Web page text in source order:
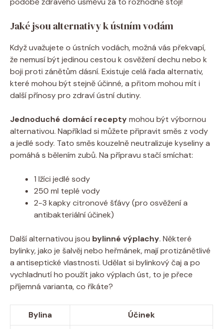
Jaké jsou alternativy k ústním vodám
Když uvažujete o ústních vodách, možná vás překvapí,
že nemusí být jedinou cestou k osvěžení dechu nebo k
boji proti zánětům dásní. Existuje celá řada alternativ,
které mohou být stejně účinné, a přitom mohou mít i
další přínosy pro zdraví ústní dutiny.
Jednoduché domácí receptymohou být výbornou
alternativou. Například si můžete připravit směs z vody
a jedlé sody. Tato směs kouzelně neutralizuje kyseliny a
pomáhá s bělením zubů. Na přípravu stačí smíchat:
1 lžíci jedlé sody
250 ml teplé vody
2-3 kapky citronové šťávy (pro osvěžení a
antibakteriální účinek)
Další alternativou jsou bylinné výplachy. Některé
bylinky, jako je šalvěj nebo heřmánek, mají protizánětlivé
a antiseptické vlastnosti. Udělat si bylinkový čaj a po
vychladnutí ho použít jako výplach úst, to je přece
příjemná varianta, co říkáte?
Bylina
Účinek